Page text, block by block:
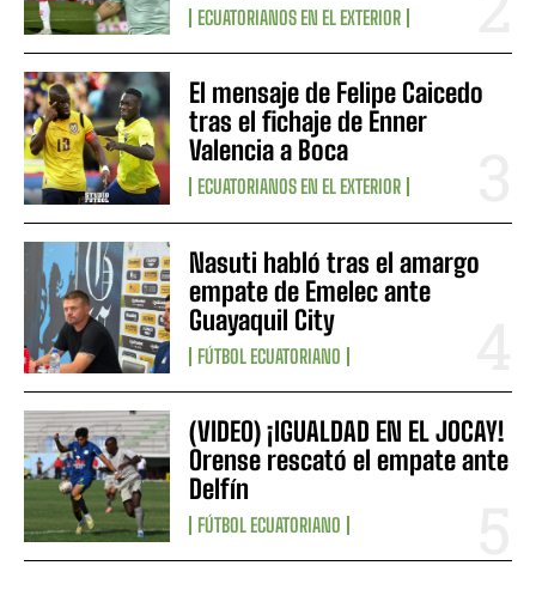
ECUATORIANOS EN EL EXTERIOR
El mensaje de Felipe Caicedo
tras el fichaje de Enner
Valencia a Boca
ECUATORIANOS EN EL EXTERIOR
Nasuti habló tras el amargo
empate de Emelec ante
Guayaquil City
FÚTBOL ECUATORIANO
(VIDEO) ¡IGUALDAD EN EL JOCAY!
Orense rescató el empate ante
Delfín
FÚTBOL ECUATORIANO